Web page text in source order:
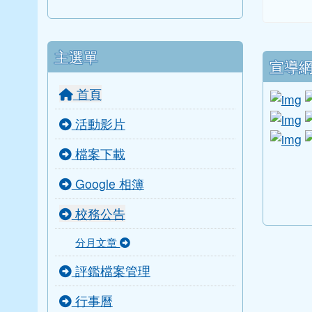
主選單
首頁
活動影片
檔案下載
Google 相簿
校務公告
分月文章
評鑑檔案管理
行事曆
下中
宣導